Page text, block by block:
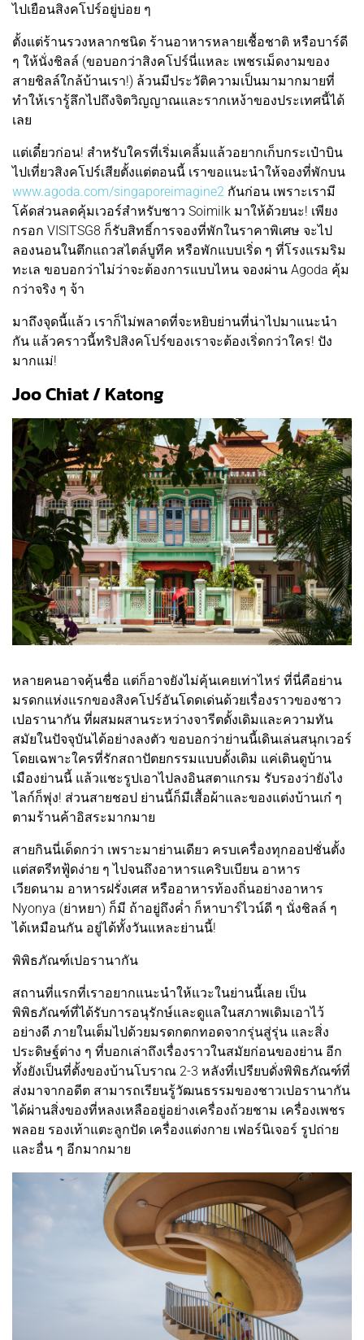
ไปเยือนสิงคโปร์อยู่บ่อย ๆ
ตั้งแต่ร้านรวงหลากชนิด ร้านอาหารหลายเชื้อชาติ หรือบาร์ดี
ๆ ให้นั่งชิลล์ (ขอบอกว่าสิงคโปร์นี่แหละ เพชรเม็ดงามของ
สายชิลล์ใกล้บ้านเรา!) ล้วนมีประวัติความเป็นมามากมายที่
ทำให้เรารู้ลึกไปถึงจิตวิญญาณและรากเหง้าของประเทศนี้ได้
เลย
แต่เดี๋ยวก่อน! สำหรับใครที่เริ่มเคลิ้มแล้วอยากเก็บกระเป๋าบิน
ไปเที่ยวสิงคโปร์เสียตั้งแต่ตอนนี้ เราขอแนะนำให้จองที่พักบน
www.agoda.com/singaporeimagine2 กันก่อน เพราะเรามี
โค้ดส่วนลดคุ้มเวอร์สำหรับชาว Soimilk มาให้ด้วยนะ! เพียง
กรอก VISITSG8 ก็รับสิทธิ์การจองที่พักในราคาพิเศษ จะไป
ลองนอนในตึกแถวสไตล์บูทีค หรือพักแบบเริ่ด ๆ ที่โรงแรมริม
ทะเล ขอบอกว่าไม่ว่าจะต้องการแบบไหน จองผ่าน Agoda คุ้ม
กว่าจริง ๆ จ้า
มาถึงจุดนี้แล้ว เราก็ไม่พลาดที่จะหยิบย่านที่น่าไปมาแนะนำ
กัน แล้วคราวนี้ทริปสิงคโปร์ของเราจะต้องเริ่ดกว่าใคร! ปัง
มากแม่!
Joo Chiat / Katong
หลายคนอาจคุ้นชื่อ แต่ก็อาจยังไม่คุ้นเคยเท่าไหร่ ที่นี่คือย่าน
มรดกแห่งแรกของสิงคโปร์อันโดดเด่นด้วยเรื่องราวของชาว
เปอรานากัน ที่ผสมผสานระหว่างจารีตดั้งเดิมและความทัน
สมัยในปัจจุบันได้อย่างลงตัว ขอบอกว่าย่านนี้เดินเล่นสนุกเวอร์
โดยเฉพาะใครที่รักสถาปัตยกรรมแบบดั้งเดิม แค่เดินดูบ้าน
เมืองย่านนี้ แล้วแชะรูปเอาไปลงอินสตาแกรม รับรองว่ายังไง
ไลก์ก็พุ่ง! ส่วนสายชอป ย่านนี้ก็มีเสื้อผ้าและของแต่งบ้านเก๋ ๆ
ตามร้านค้าอิสระมากมาย
สายกินนี่เด็ดกว่า เพราะมาย่านเดียว ครบเครื่องทุกออปชั่นตั้ง
แต่สตรีทฟู้ดง่าย ๆ ไปจนถึงอาหารแคริบเบียน อาหาร
เวียดนาม อาหารฝรั่งเศส หรืออาหารท้องถิ่นอย่างอาหาร
Nyonya (ย่าหยา) ก็มี ถ้าอยู่ถึงค่ำ ก็หาบาร์ไวน์ดี ๆ นั่งชิลล์ ๆ
ได้เหมือนกัน อยู่ได้ทั้งวันแหละย่านนี้!
พิพิธภัณฑ์เปอรานากัน
สถานที่แรกที่เราอยากแนะนำให้แวะในย่านนี้เลย เป็น
พิพิธภัณฑ์ที่ได้รับการอนุรักษ์และดูแลในสภาพเดิมเอาไว้
อย่างดี ภายในเต็มไปด้วยมรดกตกทอดจากรุ่นสู่รุ่น และสิ่ง
ประดิษฐ์ต่าง ๆ ที่บอกเล่าถึงเรื่องราวในสมัยก่อนของย่าน อีก
ทั้งยังเป็นที่ตั้งของบ้านโบราณ 2-3 หลังที่เปรียบดั่งพิพิธภัณฑ์ที่
ส่งมาจากอดีต สามารถเรียนรู้วัฒนธรรมของชาวเปอรานากัน
ได้ผ่านสิ่งของที่หลงเหลืออยู่อย่างเครื่องถ้วยชาม เครื่องเพชร
พลอย รองเท้าแตะลูกปัด เครื่องแต่งกาย เฟอร์นิเจอร์ รูปถ่าย
และอื่น ๆ อีกมากมาย